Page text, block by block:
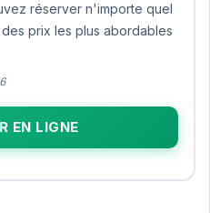
réserver n'importe quel
prix les plus abordables
EN LIGNE